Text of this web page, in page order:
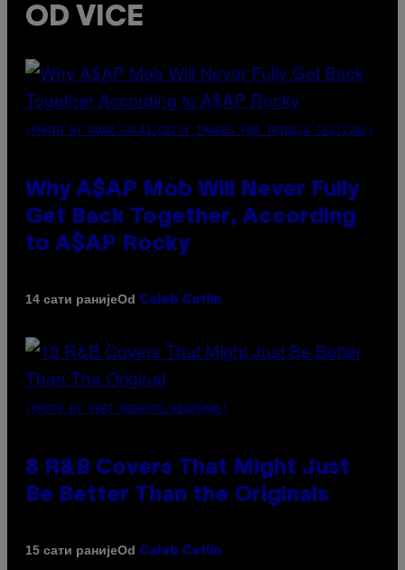
OD VICE
(PHOTO BY NOAM GALAI/GETTY IMAGES FOR TRIBECA FESTIVAL)
Why A$AP Mob Will Never Fully
Get Back Together, According
to A$AP Rocky
14 сати ранијеOd Caleb Catlin
(PHOTO BY EBET ROBERTS/REDFERNS)
8 R&B Covers That Might Just
Be Better Than the Originals
15 сати ранијеOd Caleb Catlin